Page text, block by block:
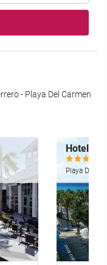
- Playa Del Carmen
Hotel
Playa Del